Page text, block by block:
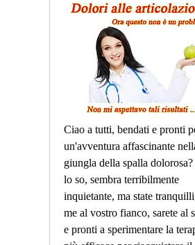
Ciao a tutti, bendati e pronti
un'avventura affascinante
giungla della spalla
lo so, sembra terribilmente
inquietante, ma state
me al vostro fianco, sarete al
e pronti a sperimentare la